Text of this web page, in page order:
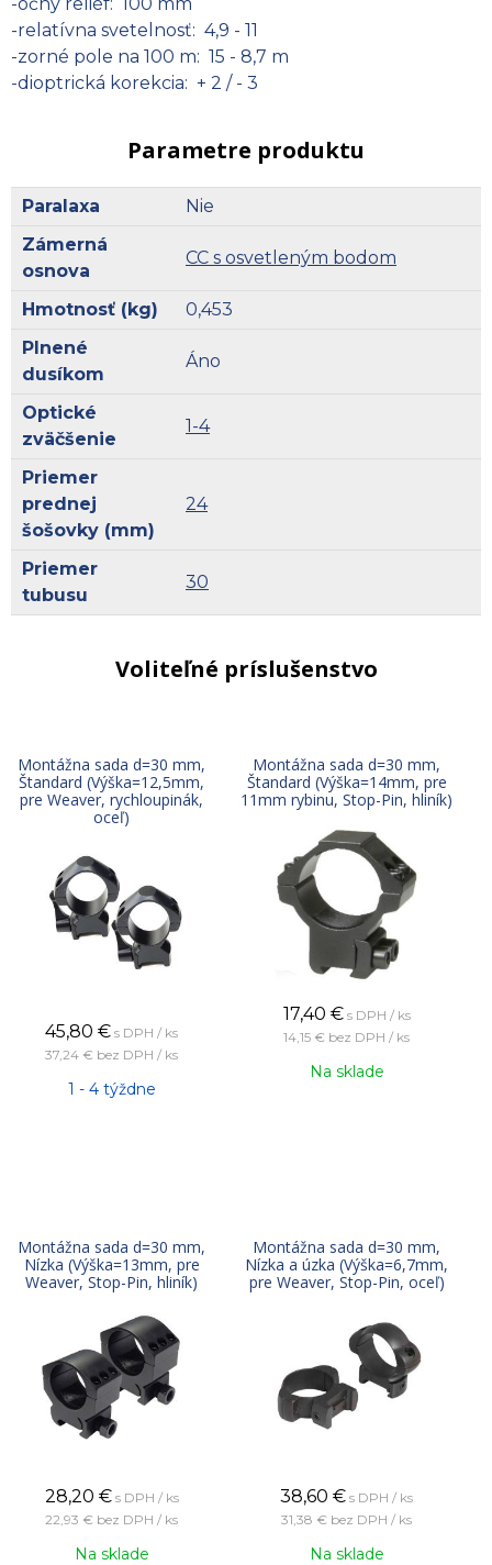
-relatívna svetelnosť: 4,9 - 11
-zorné pole na 100 m: 15 - 8,7 m
-dioptrická korekcia: + 2 / - 3
Parametre produktu
Paralaxa
Nie
Zámerná
osnova
CC s osvetleným bodom
Hmotnosť (kg)
0,453
Plnené
dusíkom
Áno
Optické
zväčšenie
1-4
Priemer
prednej
šošovky (mm)
24
Priemer
tubusu
30
Voliteľné príslušenstvo
Montážna sada d=30 mm,
Štandard (Výška=12,5mm,
pre Weaver, rychloupinák,
oceľ)
45,80 € s DPH / ks
37,24 € bez DPH / ks
1 - 4 týždne
Montážna sada d=30 mm,
Štandard (Výška=14mm, pre
11mm rybinu, Stop-Pin, hliník)
17,40 € s DPH / ks
14,15 € bez DPH / ks
Na sklade
Montážna sada d=30 mm,
Nízka (Výška=13mm, pre
Weaver, Stop-Pin, hliník)
28,20 € s DPH / ks
22,93 € bez DPH / ks
Na sklade
Montážna sada d=30 mm,
Nízka a úzka (Výška=6,7mm,
pre Weaver, Stop-Pin, oceľ)
38,60 € s DPH / ks
31,38 € bez DPH / ks
Na sklade